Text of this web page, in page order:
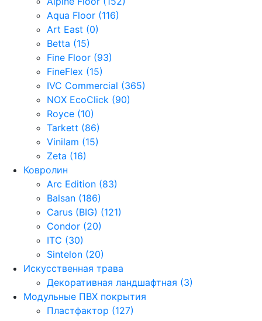
Aqua Floor (116)
Art East (0)
Betta (15)
Fine Floor (93)
FineFlex (15)
IVC Commercial (365)
NOX EcoClick (90)
Royce (10)
Tarkett (86)
Vinilam (15)
Zeta (16)
Ковролин
Arc Edition (83)
Balsan (186)
Carus (BIG) (121)
Condor (20)
ITC (30)
Sintelon (20)
Искусственная трава
Декоративная ландшафтная (3)
Модульные ПВХ покрытия
Пластфактор (127)